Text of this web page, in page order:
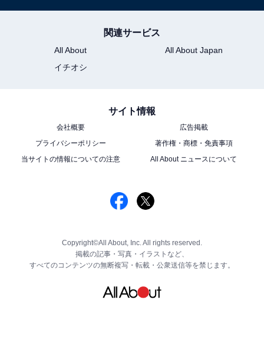
関連サービス
All About
All About Japan
イチオシ
サイト情報
会社概要
広告掲載
プライバシーポリシー
著作権・商標・免責事項
当サイトの情報についての注意
All About ニュースについて
Copyright©All About, Inc. All rights reserved.
掲載の記事・写真・イラストなど、
すべてのコンテンツの無断複写・転載・公衆送信等を禁じます。